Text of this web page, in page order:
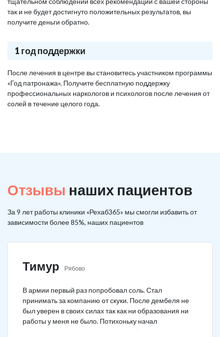
так и не будет достигнуто положительных результатов, вы
получите деньги обратно.
1 год поддержки
После лечения в центре вы становитесь участником программы
«Год патронажа». Получите бесплатную поддержку
профессиональных наркологов и психологов после лечения от
солей в течение целого года.
Отзывы наших пациентов
За 9 лет работы клиники «Рехаб365» мы смогли избавить от
зависимости более 85%, наших пациентов
Тимур Рябово
В армии первый раз попробовал соль. Стал
принимать за компанию от скуки. После дембеля не
был уверен в своих силах так как ни образования ни
работы у меня не было. Потихоньку начал
зарабатывать и тратить их на соль. Спустя год завел